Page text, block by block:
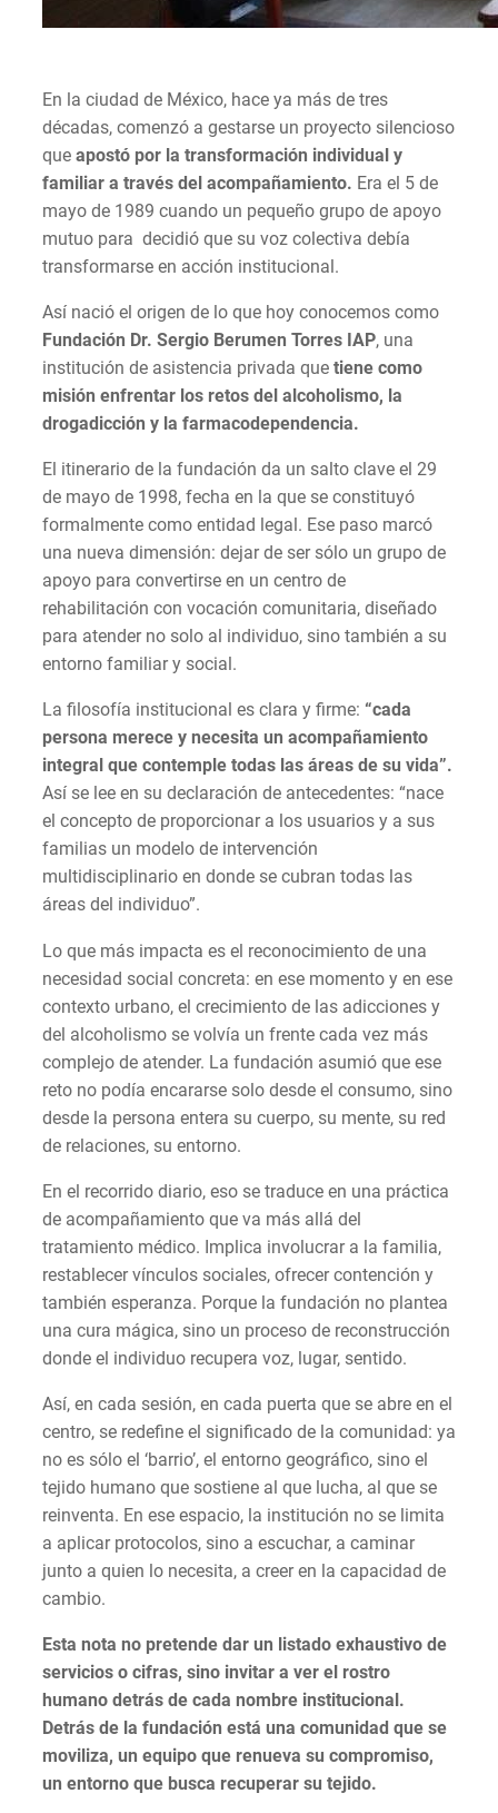
En la ciudad de México, hace ya más de tres
décadas, comenzó a gestarse un proyecto silencioso
que apostó por la transformación individual y
familiar a través del acompañamiento. Era el 5 de
mayo de 1989 cuando un pequeño grupo de apoyo
mutuo para decidió que su voz colectiva debía
transformarse en acción institucional.
Así nació el origen de lo que hoy conocemos como
Fundación Dr. Sergio Berumen Torres IAP, una
institución de asistencia privada que tiene como
misión enfrentar los retos del alcoholismo, la
drogadicción y la farmacodependencia.
El itinerario de la fundación da un salto clave el 29
de mayo de 1998, fecha en la que se constituyó
formalmente como entidad legal. Ese paso marcó
una nueva dimensión: dejar de ser sólo un grupo de
apoyo para convertirse en un centro de
rehabilitación con vocación comunitaria, diseñado
para atender no solo al individuo, sino también a su
entorno familiar y social.
La filosofía institucional es clara y firme: “cada
persona merece y necesita un acompañamiento
integral que contemple todas las áreas de su vida”.
Así se lee en su declaración de antecedentes: “nace
el concepto de proporcionar a los usuarios y a sus
familias un modelo de intervención
multidisciplinario en donde se cubran todas las
áreas del individuo”.
Lo que más impacta es el reconocimiento de una
necesidad social concreta: en ese momento y en ese
contexto urbano, el crecimiento de las adicciones y
del alcoholismo se volvía un frente cada vez más
complejo de atender. La fundación asumió que ese
reto no podía encararse solo desde el consumo, sino
desde la persona entera su cuerpo, su mente, su red
de relaciones, su entorno.
En el recorrido diario, eso se traduce en una práctica
de acompañamiento que va más allá del
tratamiento médico. Implica involucrar a la familia,
restablecer vínculos sociales, ofrecer contención y
también esperanza. Porque la fundación no plantea
una cura mágica, sino un proceso de reconstrucción
donde el individuo recupera voz, lugar, sentido.
Así, en cada sesión, en cada puerta que se abre en el
centro, se redefine el significado de la comunidad: ya
no es sólo el ‘barrio’, el entorno geográfico, sino el
tejido humano que sostiene al que lucha, al que se
reinventa. En ese espacio, la institución no se limita
a aplicar protocolos, sino a escuchar, a caminar
junto a quien lo necesita, a creer en la capacidad de
cambio.
Esta nota no pretende dar un listado exhaustivo de
servicios o cifras, sino invitar a ver el rostro
humano detrás de cada nombre institucional.
Detrás de la fundación está una comunidad que se
moviliza, un equipo que renueva su compromiso,
un entorno que busca recuperar su tejido.